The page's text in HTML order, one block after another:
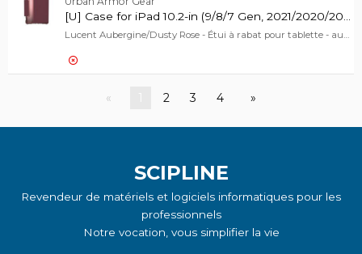
Lucent Aubergine/Dusty Rose - Étui à rabat pour tablette - aubergine, rose poussiéreux - 10.2" - pour Apple 10.2-inch iPad (7ème génération, 8ème génération)
34,00 EUR
2 3 4
SCIPLINE
Revendeur de matériels et logiciels informatiques pour les
professionnels
Notre vocation, vous simplifier la vie